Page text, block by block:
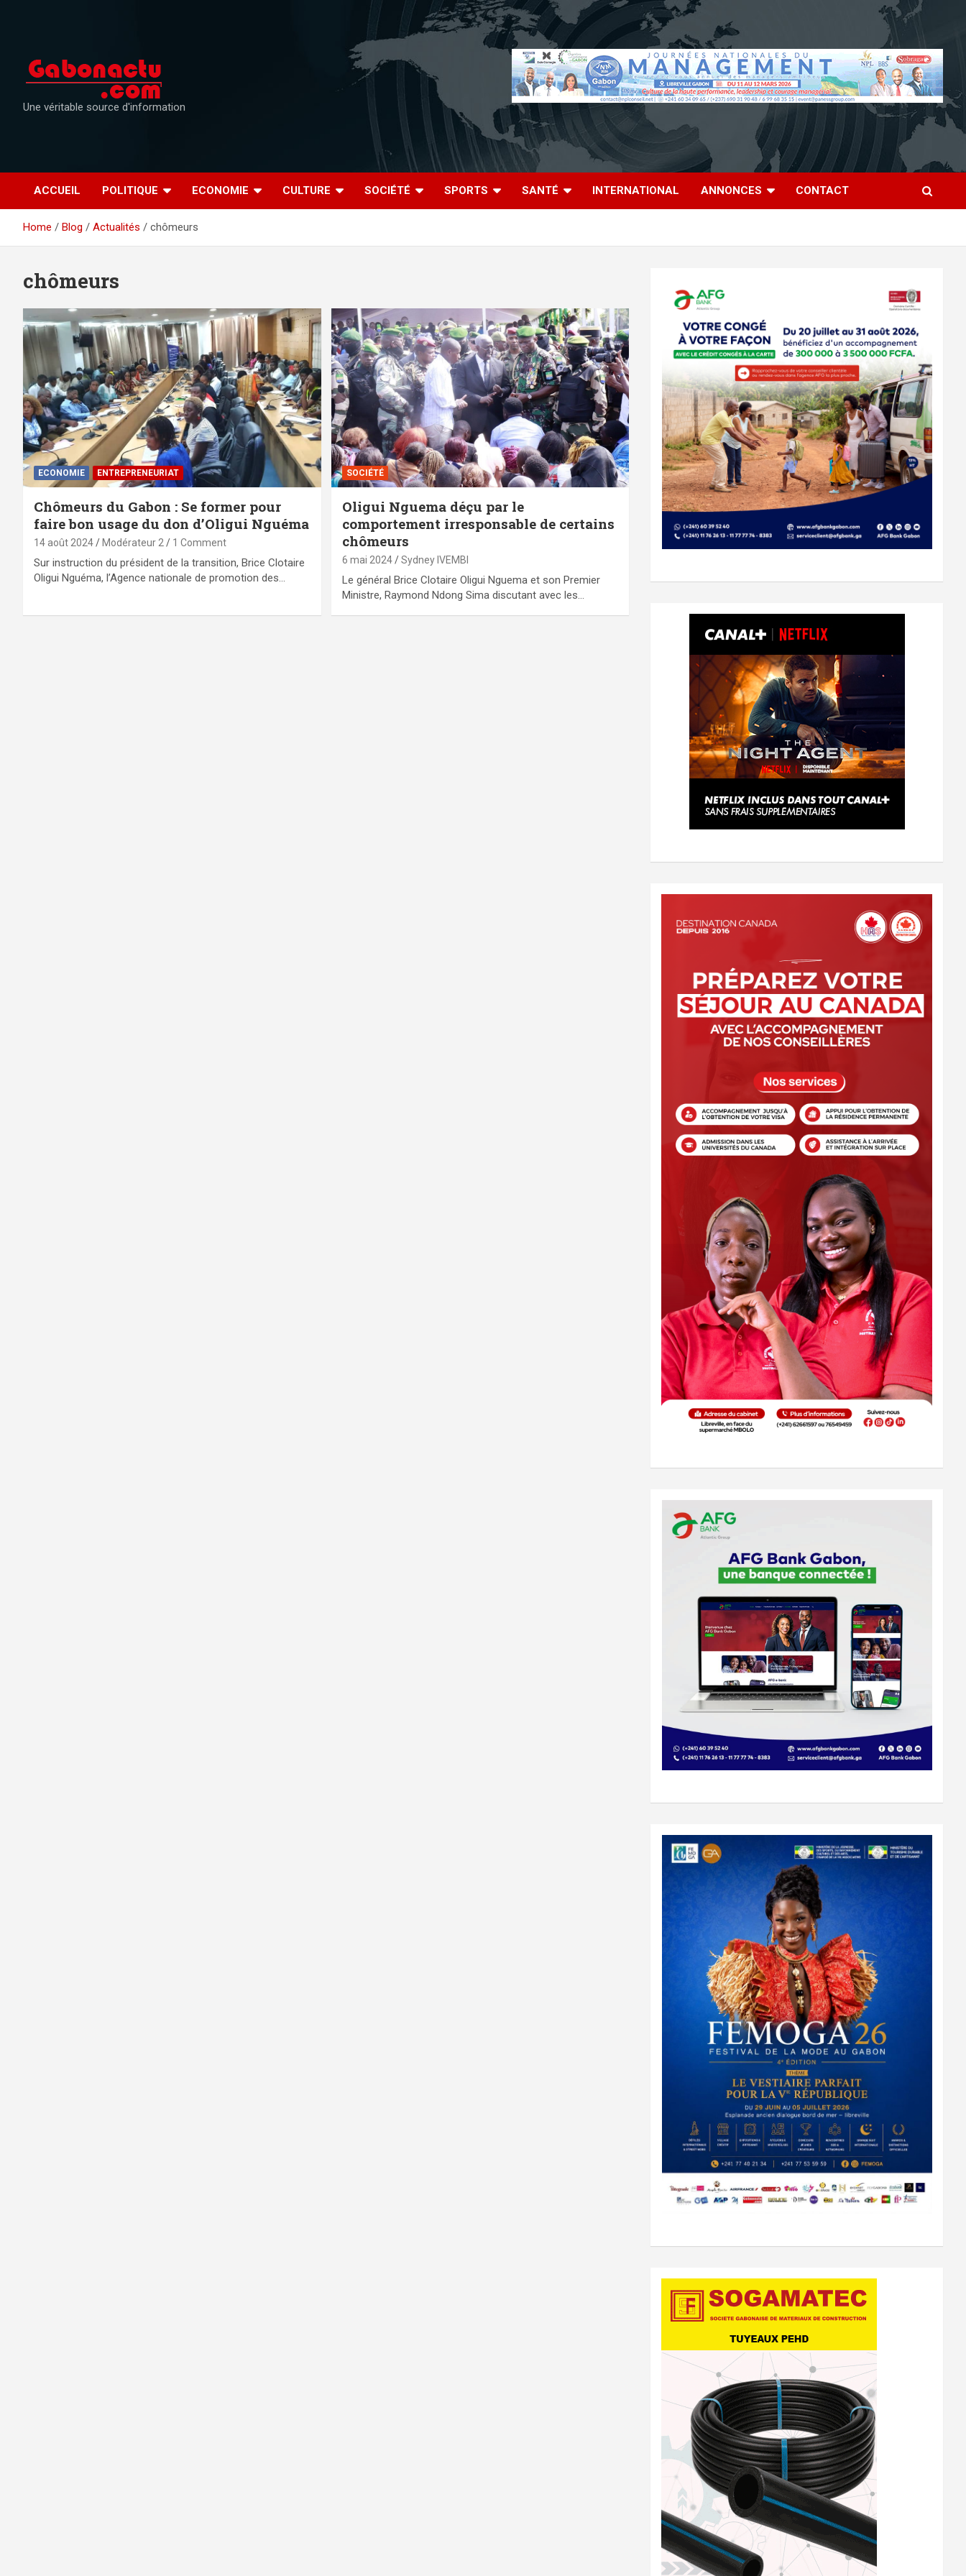
Une véritable source d'information
ACCUEIL POLITIQUE ECONOMIE CULTURE SOCIÉTÉ SPORTS SANTÉ INTERNATIONAL ANNONCES CONTACT
Home Blog Actualités chômeurs
chômeurs
ECONOMIE ENTREPRENEURIAT
Chômeurs du Gabon : Se former pour
faire bon usage du don d’Oligui Nguéma
14 août 2024 Modérateur 2 1 Comment
Sur instruction du président de la transition, Brice Clotaire
Oligui Nguéma, l’Agence nationale de promotion des…
SOCIÉTÉ
Oligui Nguema déçu par le
comportement irresponsable de certains
chômeurs
6 mai 2024 Sydney IVEMBI
Le général Brice Clotaire Oligui Nguema et son Premier
Ministre, Raymond Ndong Sima discutant avec les…